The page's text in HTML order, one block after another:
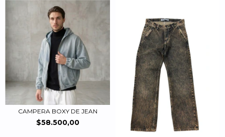
CAMPERA BOXY DE JEAN
$58.500,00